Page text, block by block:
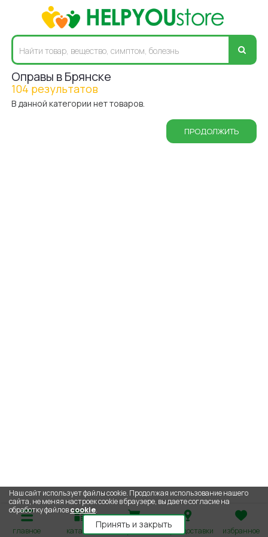
главное каталог корзина адрес доставки избранное
Оправы в Брянске
104 результатов
В данной категории нет товаров.
ПРОДОЛЖИТЬ
Наш сайт использует файлы cookie. Продолжая использование нашего
сайта, не меняя настроек cookie в браузере, вы даете согласие на
обработку файловcookie.
Принять и закрыть